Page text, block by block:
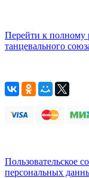
Перейти к полному
танцевального
Пользовательское
персональных